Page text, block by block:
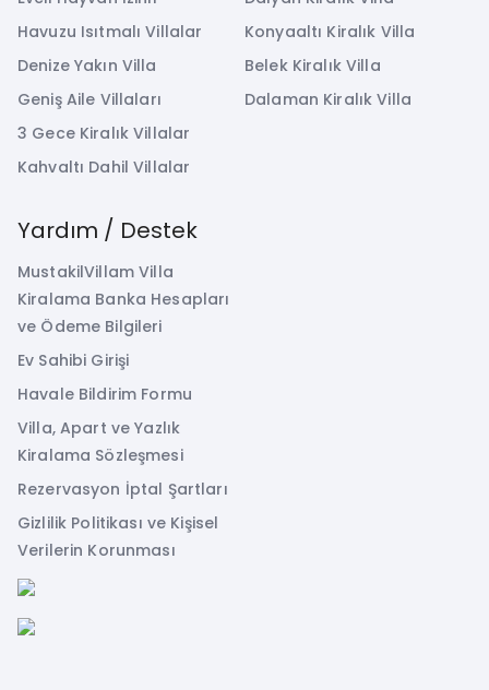
Havuzu Isıtmalı Villalar
Denize Yakın Villa
Geniş Aile Villaları
3 Gece Kiralık Villalar
Kahvaltı Dahil Villalar
Konyaaltı Kiralık Villa
Belek Kiralık Villa
Dalaman Kiralık Villa
Yardım / Destek
MustakilVillam Villa
Kiralama Banka Hesapları
ve Ödeme Bilgileri
Ev Sahibi Girişi
Havale Bildirim Formu
Villa, Apart ve Yazlık
Kiralama Sözleşmesi
Rezervasyon İptal Şartları
Gizlilik Politikası ve Kişisel
Verilerin Korunması